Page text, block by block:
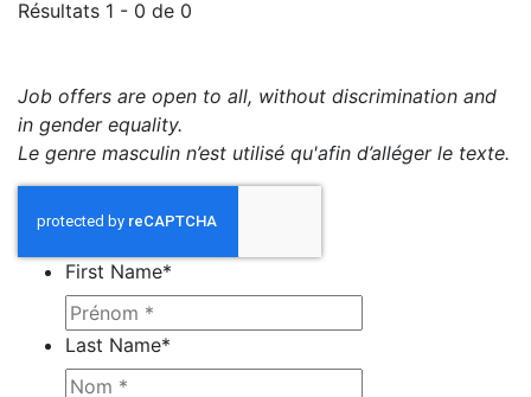
Résultats 1 - 0 de 0
Job offers are open to all, without discrimination and
in gender equality.
Le genre masculin n’est utilisé qu'afin d’alléger le texte.
First Name*
Last Name*